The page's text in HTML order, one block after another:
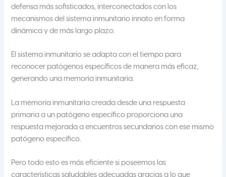
defensa más sofisticados, interconectados con los
mecanismos del sistema inmunitario innato en forma
dinámica y de más largo plazo.
El sistema inmunitario se adapta con el tiempo para
reconocer patógenos específicos de manera más eficaz,
generando una memoria inmunitaria.
La memoria inmunitaria creada desde una respuesta
primaria a un patógeno específico proporciona una
respuesta mejorada a encuentros secundarios con ese mismo
patógeno específico.
Pero todo esto es más eficiente si poseemos las
características saludables adecuadas gracias a lo que